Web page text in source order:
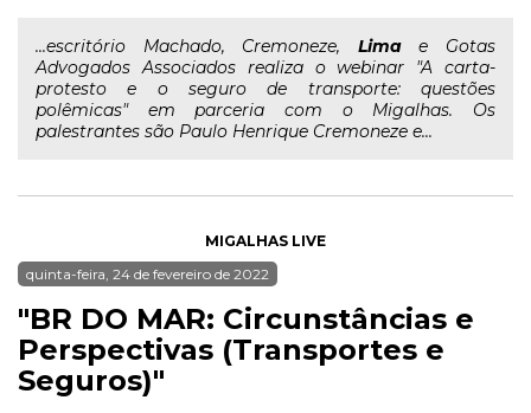
...escritório Machado, Cremoneze, Limae Gotas
Advogados Associados realiza o webinar "A carta-
protesto e o seguro de transporte: questões
polêmicas" em parceria com o Migalhas. Os
palestrantes são Paulo Henrique Cremoneze e...
MIGALHAS LIVE
quinta-feira, 24 de fevereiro de 2022
"BR DO MAR: Circunstâncias e
Perspectivas (Transportes e
Seguros)"